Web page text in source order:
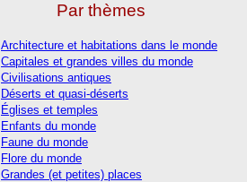
Par thèmes
Architecture et habitations dans le monde
Capitales et grandes villes du monde
Civilisations antiques
Déserts et quasi-déserts
Églises et temples
Enfants du monde
Faune du monde
Flore du monde
Grandes (et petites) places